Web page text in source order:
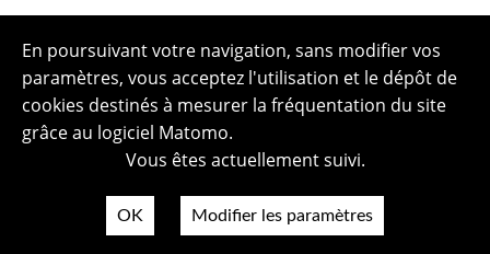
En poursuivant votre navigation, sans modifier vos
paramètres, vous acceptez l'utilisation et le dépôt de
cookies destinés à mesurer la fréquentation du site
grâce au logiciel Matomo.
Vous êtes actuellement suivi.
OK Modifier les paramètres